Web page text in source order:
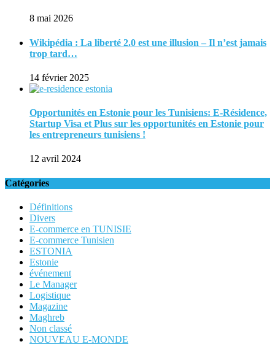
8 mai 2026
Wikipédia : La liberté 2.0 est une illusion – Il n’est jamais
trop tard…
14 février 2025
Opportunités en Estonie pour les Tunisiens: E-Résidence,
Startup Visa et Plus sur les opportunités en Estonie pour
les entrepreneurs tunisiens !
12 avril 2024
Catégories
Définitions
Divers
E-commerce en TUNISIE
E-commerce Tunisien
ESTONIA
Estonie
événement
Le Manager
Logistique
Magazine
Maghreb
Non classé
NOUVEAU E-MONDE